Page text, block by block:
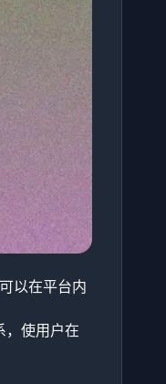
以在平台内
，使用户在